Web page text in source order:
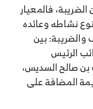
فالمعيار
نشاطه وعائده
بين
الرئيس
صالح السديس،
المضافة على